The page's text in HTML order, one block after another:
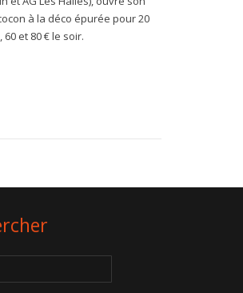
à la déco épurée pour 20
et 80 € le soir.